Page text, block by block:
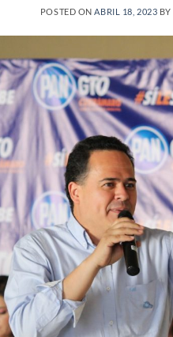
POSTED ONABRIL 18, 2023 BY